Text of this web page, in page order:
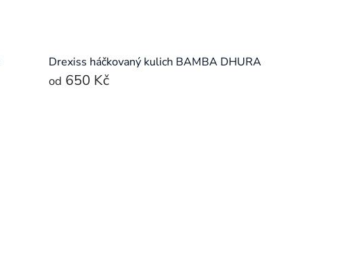
Drexiss háčkovaný kulich BAMBA DHURA
od 650 Kč